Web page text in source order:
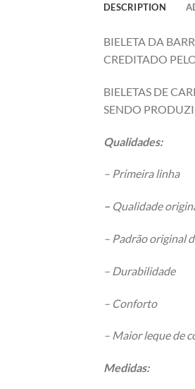
DESCRIPTION
BIELETA DA
CREDITADO
BIELETAS DE
SENDO
Qualidades:
– Primeira linha
– Qualidade
– Padrão original
– Durabilidade
– Conforto
– Maior leque de
Medidas: